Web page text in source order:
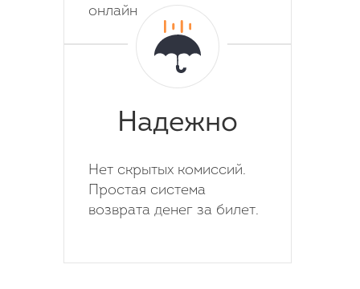
онлайн
Надежно
Нет скрытых комиссий.
Простая система
возврата денег за билет.